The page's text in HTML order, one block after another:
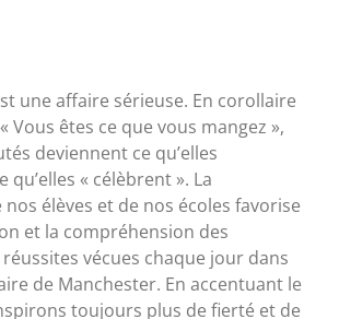
une affaire sérieuse. En corollaire
Vous êtes ce que vous mangez »,
deviennent ce qu’elles
qu’elles « célèbrent ». La
élèves et de nos écoles favorise
et la compréhension des
vécues chaque jour dans
de Manchester. En accentuant le
toujours plus de fierté et de